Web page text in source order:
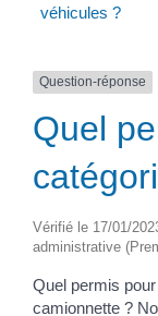
véhicules ?
Question-réponse
Quel
Vérifié le 17/01/
administrative
Quel permis
camionnette ?